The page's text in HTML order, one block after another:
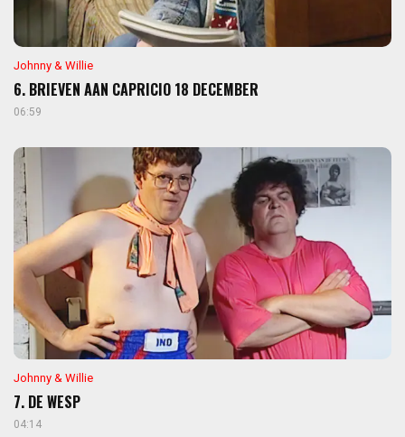
Johnny & Willie
6. BRIEVEN AAN CAPRICIO 18 DECEMBER
06:59
Johnny & Willie
7. DE WESP
04:14